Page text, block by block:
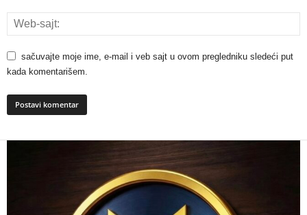
sačuvajte moje ime, e-mail i veb sajt u ovom pregledniku sledeći put
kada komentarišem.